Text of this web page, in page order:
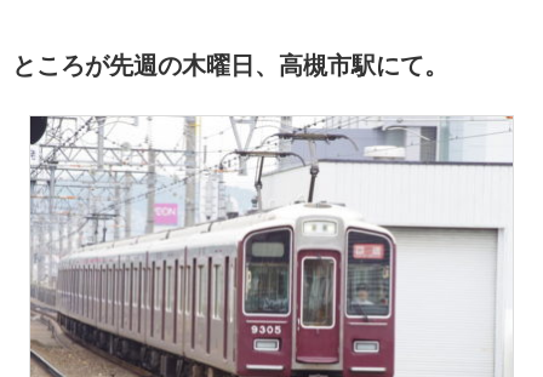
ところが先週の木曜日、高槻市駅にて。